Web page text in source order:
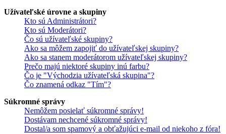
Užívateľské úrovne a skupiny
Kto sú Administrátori?
Kto sú Moderátori?
Čo sú užívateľské skupiny?
Ako sa môžem zapojiť do užívateľskej skupiny?
Ako sa stanem moderátorom užívateľskej skupiny?
Prečo majú niektoré skupiny inú farbu?
Čo je "Východzia užívateľská skupina"?
Čo znamená odkaz "Tím"?
Súkromné správy
Nemôžem posielať súkromné správy!
Dostávam nechcené súkromné správy!
Dostal/a som spamový a obťažujúci e-mail od niekoho z fóra!